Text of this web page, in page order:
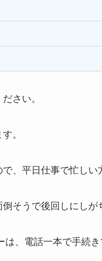
さい。
。
、平日仕事で忙しい
そうで後回しにしが
、電話一本で手続